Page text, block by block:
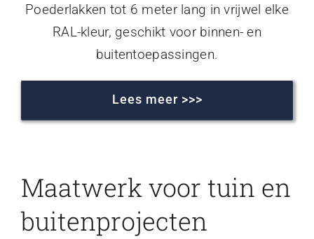
Poederlakken tot 6 meter lang in vrijwel elke
RAL-kleur, geschikt voor binnen- en
buitentoepassingen.
Lees meer >>>
Maatwerk voor tuin en
buitenprojecten